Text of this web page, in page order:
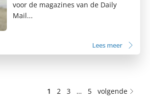
voor de magazines van de Daily
Mail...
Lees meer
1 2 3 … 5 volgende